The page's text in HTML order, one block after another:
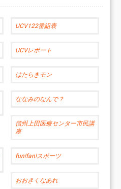
UCV122番組表
UCVレポート
はたらきモン
ななみのなんで？
信州上田医療センター市民講
座
fun!fan!スポーツ
おおきくなあれ